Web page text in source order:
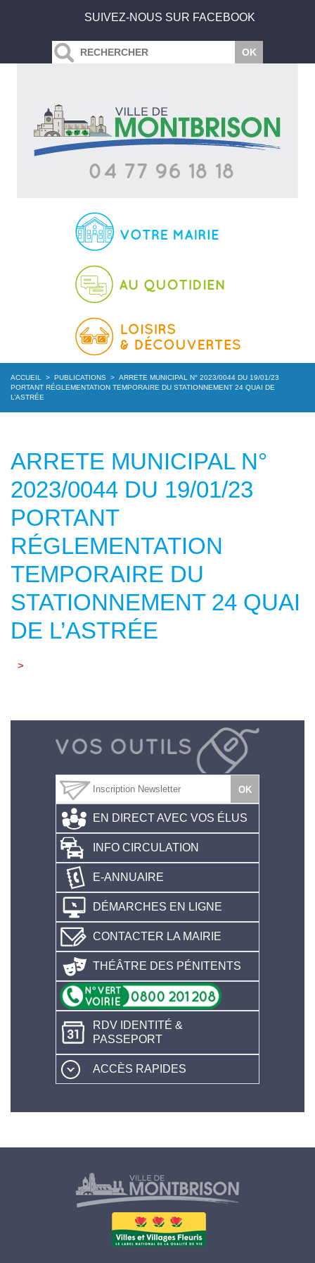
SUIVEZ-NOUS SUR FACEBOOK
ACCUEIL > PUBLICATIONS > ARRETE MUNICIPAL N° 2023/0044 DU 19/01/23
PORTANT RÉGLEMENTATION TEMPORAIRE DU STATIONNEMENT 24 QUAI DE
L’ASTRÉE
ARRETE MUNICIPAL N°
2023/0044 DU 19/01/23
PORTANT
RÉGLEMENTATION
TEMPORAIRE DU
STATIONNEMENT 24 QUAI
DE L’ASTRÉE
>
EN DIRECT AVEC VOS ÉLUS
INFO CIRCULATION
E-ANNUAIRE
DÉMARCHES EN LIGNE
CONTACTER LA MAIRIE
THÉÂTRE DES PÉNITENTS
RDV IDENTITÉ &
PASSEPORT
ACCÈS RAPIDES